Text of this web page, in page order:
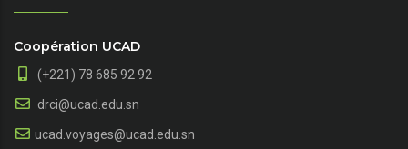
Coopération UCAD
(+221) 78 685 92 92
drci@ucad.edu.sn
ucad.voyages@ucad.edu.sn